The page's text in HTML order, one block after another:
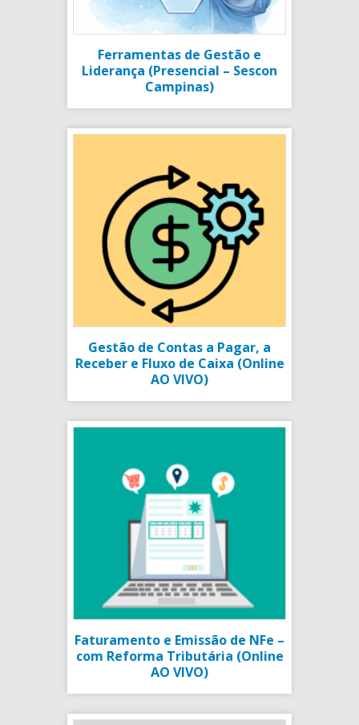
Ferramentas de Gestão e
Liderança (Presencial – Sescon
Campinas)
Gestão de Contas a Pagar, a
Receber e Fluxo de Caixa (Online
AO VIVO)
Faturamento e Emissão de NFe –
com Reforma Tributária (Online
AO VIVO)